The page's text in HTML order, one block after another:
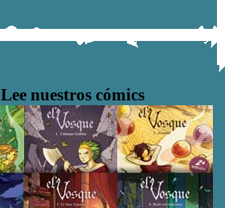
Lee nuestros cómics